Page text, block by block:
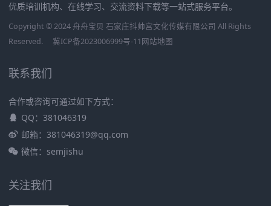
优质培训机构、在线学习、交流资料下载等一站式服务平台。
Copyright © 2024 舟舟宝贝 石家庄抖帅宫文化传媒有限公司 All Rights
Reserved.
冀ICP备2023006999号-11网站地图
联系我们
合作或咨询可通过如下方式：
QQ：381046319
邮箱：381046319@qq.com
微信：semjishu
关注我们